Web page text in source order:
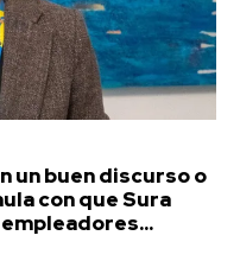
un buen discurso o
con que Sura